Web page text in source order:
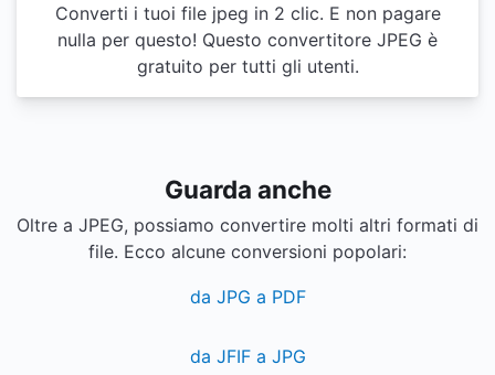
Converti i tuoi file jpeg in 2 clic. E non pagare
nulla per questo! Questo convertitore JPEG è
gratuito per tutti gli utenti.
Guarda anche
Oltre a JPEG, possiamo convertire molti altri formati di
file. Ecco alcune conversioni popolari:
da JPG a PDF
da JFIF a JPG